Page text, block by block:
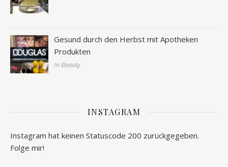
Gesund durch den Herbst mit Apotheken
Produkten
In Beauty
INSTAGRAM
Instagram hat keinen Statuscode 200 zurückgegeben.
Folge mir!